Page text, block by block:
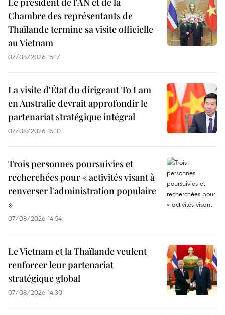
Chambre des représentants de
Thaïlande termine sa visite officielle
au Vietnam
07/08/2026 15:17
La visite d'État du dirigeant To Lam
en Australie devrait approfondir le
partenariat stratégique intégral
07/08/2026 15:10
Trois personnes poursuivies et
recherchées pour « activités visant à
renverser l'administration populaire
»
07/08/2026 14:54
Le Vietnam et la Thaïlande veulent
renforcer leur partenariat
stratégique global
07/08/2026 14:30